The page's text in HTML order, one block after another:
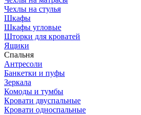
Чехлы на стулья
Шкафы
Шкафы угловые
Шторки для кроватей
Ящики
Спальня
Антресоли
Банкетки и пуфы
Зеркала
Комоды и тумбы
Кровати двуспальные
Кровати односпальные